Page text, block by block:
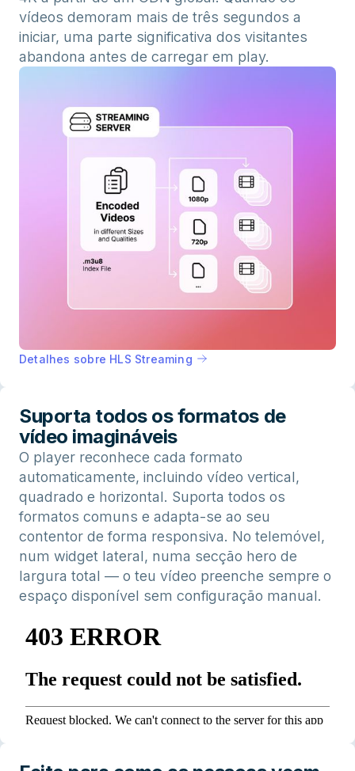
vídeos demoram mais de três segundos a
iniciar, uma parte significativa dos visitantes
abandona antes de carregar em play.
Detalhes sobre HLS Streaming
Suporta todos os formatos de
vídeo imagináveis
O player reconhece cada formato
automaticamente, incluindo vídeo vertical,
quadrado e horizontal. Suporta todos os
formatos comuns e adapta-se ao seu
contentor de forma responsiva. No telemóvel,
num widget lateral, numa secção hero de
largura total — o teu vídeo preenche sempre o
espaço disponível sem configuração manual.